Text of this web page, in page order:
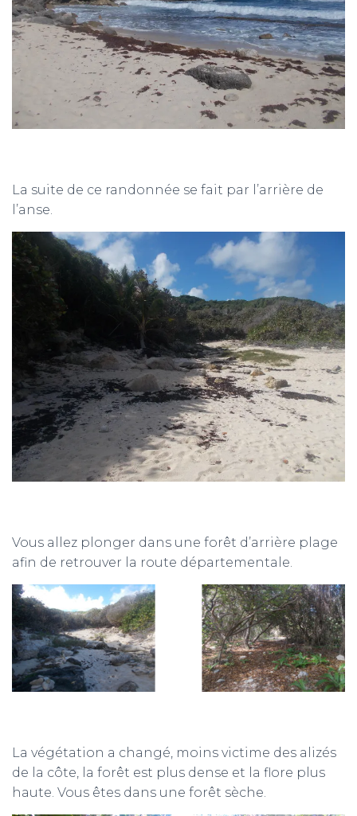
La suite de ce randonnée se fait par l’arrière de
l’anse.
Vous allez plonger dans une forêt d’arrière plage
afin de retrouver la route départementale.
La végétation a changé, moins victime des alizés
de la côte, la forêt est plus dense et la flore plus
haute. Vous êtes dans une forêt sèche.